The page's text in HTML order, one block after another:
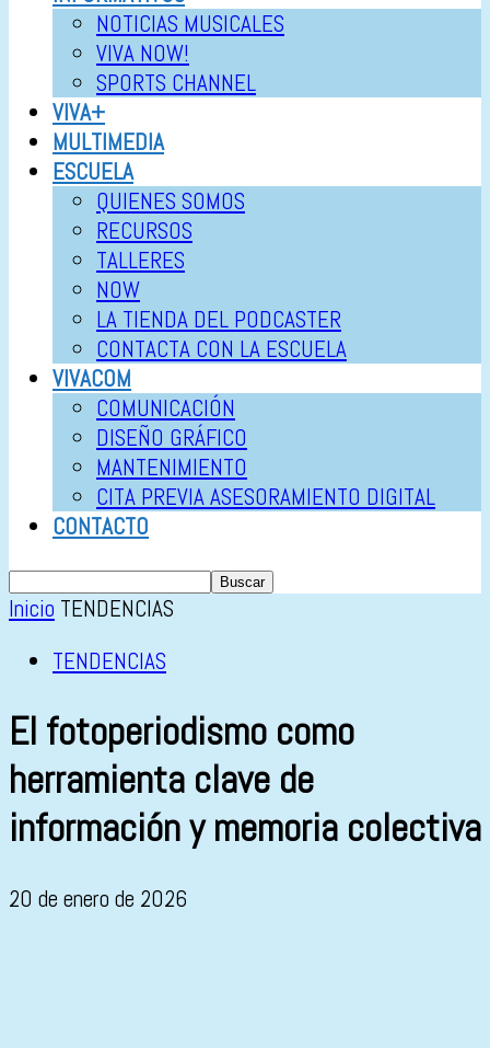
NOTICIAS MUSICALES
VIVA NOW!
SPORTS CHANNEL
VIVA+
MULTIMEDIA
ESCUELA
QUIENES SOMOS
RECURSOS
TALLERES
NOW
LA TIENDA DEL PODCASTER
CONTACTA CON LA ESCUELA
VIVACOM
COMUNICACIÓN
DISEÑO GRÁFICO
MANTENIMIENTO
CITA PREVIA ASESORAMIENTO DIGITAL
CONTACTO
Inicio TENDENCIAS
TENDENCIAS
El fotoperiodismo como
herramienta clave de
información y memoria colectiva
20 de enero de 2026